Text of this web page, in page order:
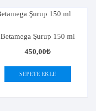
Betamega Şurup 150 ml
450,00₺
SEPETE EKLE